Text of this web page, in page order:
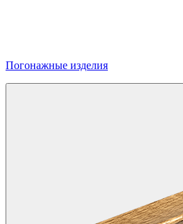
Погонажные изделия